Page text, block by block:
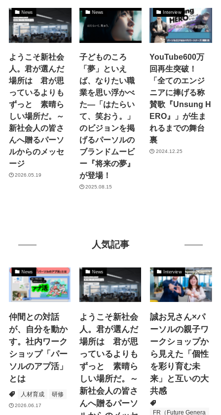
News
ようこそ新社会
人。君が選んだ
場所は 君が思
っているよりも
ずっと 素晴ら
しい場所だ。～
新社会人の皆さ
んへ贈るパーソ
ルからのメッセ
ージ
2026.05.19
News
子どものころ
「夢」といえ
ば、なりたい職
業を思い浮かべ
た―「はたらい
て、笑おう。」
のビジョンを掲
げるパーソルの
ブランドムービ
ー『将来の夢』
が登場！
2025.08.15
Interview
YouTube600万
回再生突破！
「全てのエンジ
ニアに捧げる称
賛歌『Unsung H
ERO』」が生ま
れるまでの舞台
裏
2024.12.25
人気記事
News
仲間との対話
が、自分を動か
す。社内ワーク
ショップ「パー
ソルのアプ活」
とは
人材育成 研修
2026.06.17
News
ようこそ新社会
人。君が選んだ
場所は 君が思
っているよりも
ずっと 素晴ら
しい場所だ。～
新社会人の皆さ
んへ贈るパーソ
Interview
誠お兄さん×パ
ーソルの親子ワ
ークショップか
ら見えた「個性
を彩り育む未
来」と互いの大
共感
FR（Future Genera